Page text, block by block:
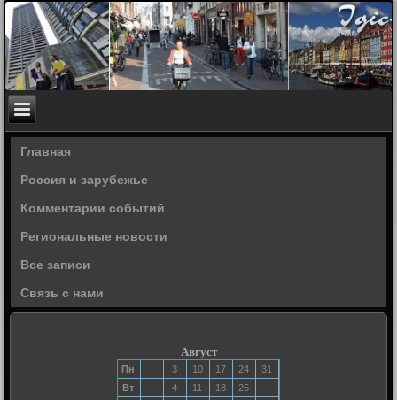
Главная
Россия и зарубежье
Комментарии событий
Региональные новости
Все записи
Связь с нами
Август
Пн 3 10 17 24
31
Вт
4 11 18
25